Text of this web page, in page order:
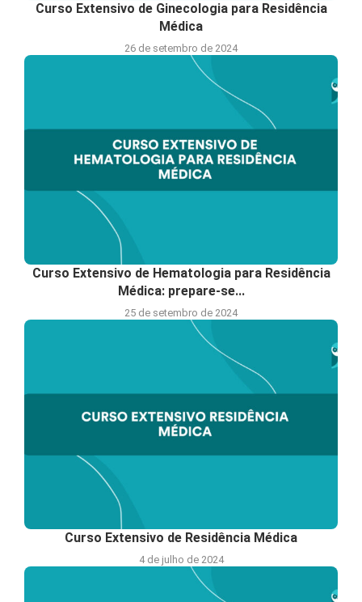
Curso Extensivo de Ginecologia para Residência
Médica
26 de setembro de 2024
Curso Extensivo de Hematologia para Residência
Médica: prepare-se...
25 de setembro de 2024
Curso Extensivo de Residência Médica
4 de julho de 2024